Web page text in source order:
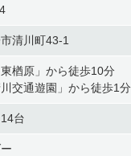
清川町43-1
楢原」から徒歩10分
交通遊園」から徒歩1分
台